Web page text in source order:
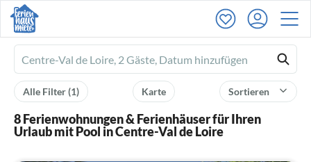
Ferienhausmiete
logo
Sortieren
Karte
Alle Filter(1)
8 Ferienwohnungen & Ferienhäuser für Ihren
Urlaub mit Pool in Centre-Val de Loire